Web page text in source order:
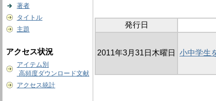
著者
タイトル
主題
アクセス状況
アイテム別
高頻度ダウンロード文献
アクセス統計
発行日
2011年3月31日木曜日 小中学生